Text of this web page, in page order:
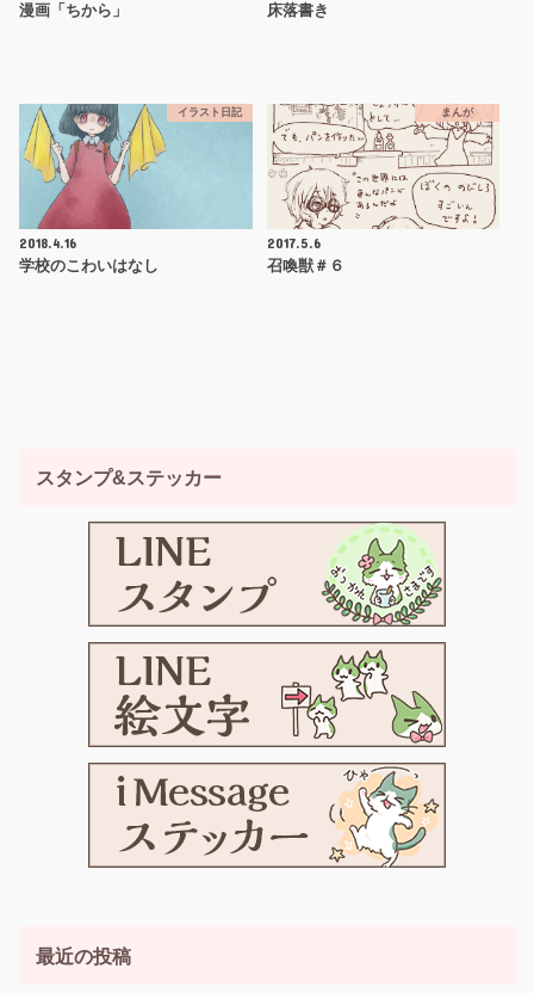
漫画「ちから」
床落書き
イラスト日記
2018.4.16
学校のこわいはなし
まんが
2017.5.6
召喚獣＃６
スタンプ&ステッカー
最近の投稿